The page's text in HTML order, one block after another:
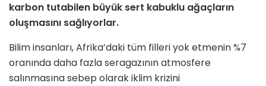
karbon tutabilen büyük sert kabuklu ağaçların
oluşmasını sağlıyorlar.
Bilim insanları, Afrika’daki tüm filleri yok etmenin %7
oranında daha fazla seragazının atmosfere
salınmasına sebep olarak iklim krizini